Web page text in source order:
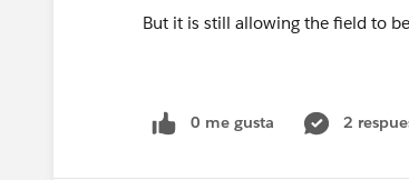
But it is still allowing the field to
0 me gusta 2